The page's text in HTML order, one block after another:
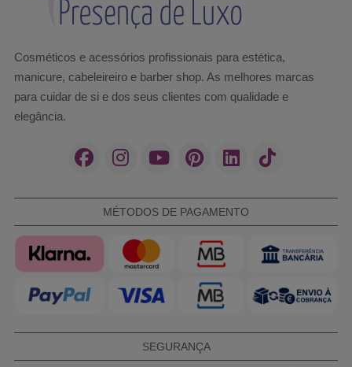
Cosméticos e acessórios profissionais para estética,
manicure, cabeleireiro e barber shop. As melhores marcas
para cuidar de si e dos seus clientes com qualidade e
elegância.
MÉTODOS DE PAGAMENTO
SEGURANÇA